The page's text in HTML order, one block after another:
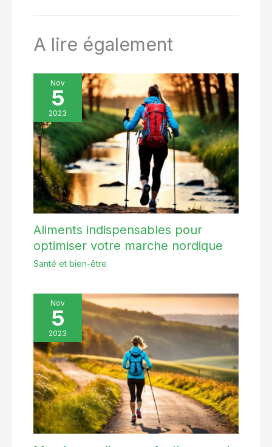
A lire également
Nov
5
2023
Aliments indispensables pour
optimiser votre marche nordique
Santé et bien-être
Nov
5
2023